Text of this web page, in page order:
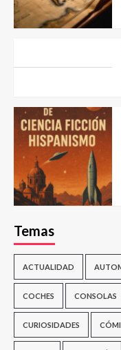
Temas
ACTUALIDAD
COCHES CONSOLAS
CURIOSIDADES